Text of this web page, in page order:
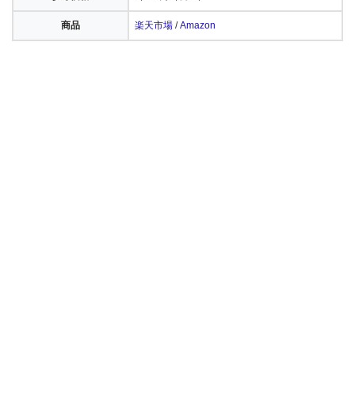
商品 楽天市場 /Amazon